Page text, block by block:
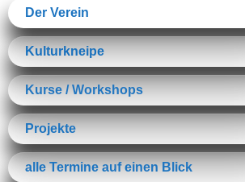
Der Verein
Kulturkneipe
Kurse / Workshops
Projekte
alle Termine auf einen Blick